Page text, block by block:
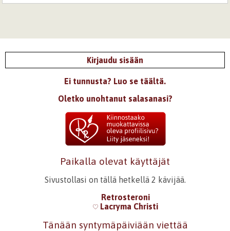
Kirjaudu sisään
Ei tunnusta? Luo se täältä.
Oletko unohtanut salasanasi?
Paikalla olevat käyttäjät
Sivustollasi on tällä hetkellä 2 kävijää.
Retrosteroni
Lacryma Christi
Tänään syntymäpäiviään viettää